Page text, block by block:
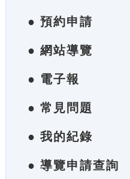
● 預約申請
● 網站導覽
● 電子報
● 常見問題
● 我的紀錄
● 導覽申請查詢